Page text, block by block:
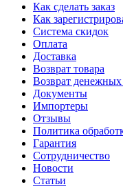
Как сделать заказ
Как
Система скидок
Оплата
Доставка
Возврат товара
Возврат денежных
Документы
Импортеры
Отзывы
Политика
Гарантия
Сотрудничество
Новости
Статьи